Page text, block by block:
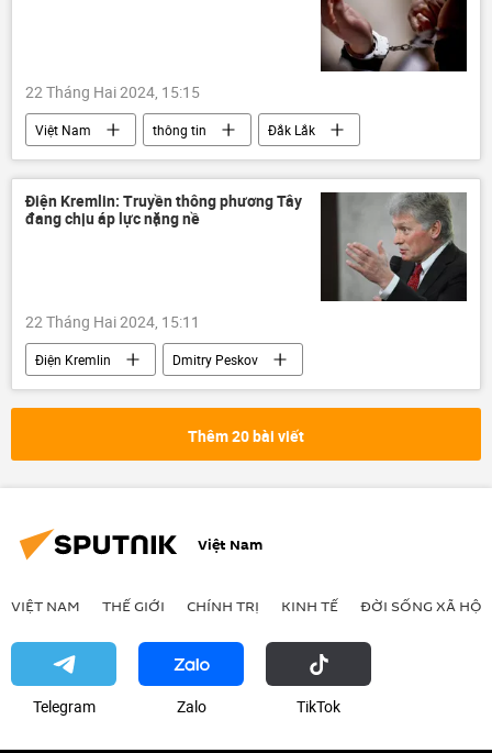
22 Tháng Hai 2024, 15:15
Việt Nam thông tin
Đắk Lắk
vụ Việt Á
đấu thầu
tham nhũng vặt
Tham ô tài sản
tham ô
tham nhũng
Điện Kremlin: Truyền thông phương Tây
đang chịu áp lực nặng nề
22 Tháng Hai 2024, 15:11
Điện Kremlin
Dmitry Peskov
phương Tây
phương tiện truyền thông
nhà báo
Các nhà báo
Thêm 20 bài viết
Việt Nam
VIỆT NAM THẾ GIỚI CHÍNH TRỊ KINH TẾ ĐỜI SỐNG XÃ HỘI
Telegram Zalo ТikТоk